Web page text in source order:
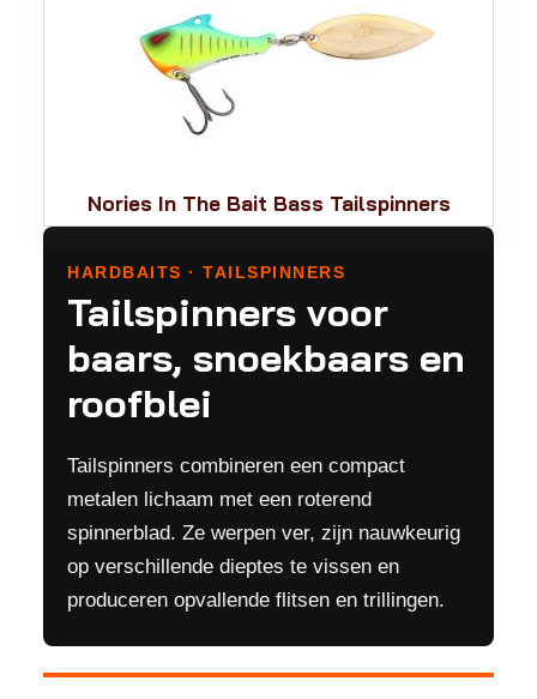
Nories In The Bait Bass Tailspinners
HARDBAITS · TAILSPINNERS
Tailspinners voor
baars, snoekbaars en
roofblei
Tailspinners combineren een compact
metalen lichaam met een roterend
spinnerblad. Ze werpen ver, zijn nauwkeurig
op verschillende dieptes te vissen en
produceren opvallende flitsen en trillingen.